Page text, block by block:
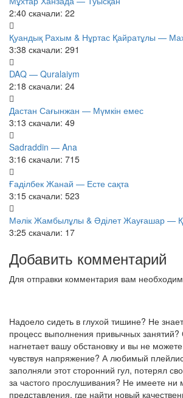
2:40 скачали: 22
Қуандық Рахым & Нұртас Қайратұлы —
3:38 скачали: 291
DAQ — Quralaiym
2:18 скачали: 24
Дастан Сағынжан — Мүмкін емес
3:13 скачали: 49
Sadraddin — Ana
3:16 скачали: 715
Ғаділбек Жанай — Есте сақта
3:15 скачали: 523
Мәлік Жамбылұлы & Әділет Жауғашар —
3:25 скачали: 17
Добавить комментарий
Для отправки комментария вам
Надоело сидеть в глухой тишине? Не
процесс выполнения привычных
нагнетает вашу обстановку и вы не
чувствуя напряжение? А любимый
заполняли этот сторонний гул, потерял
за частого прослушивания? Не имеете ни
представления, где найти новый